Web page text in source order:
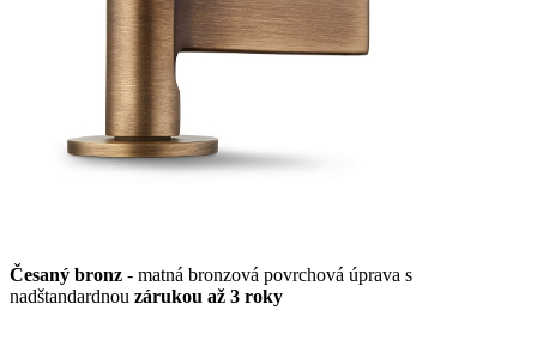
Česaný bronz - matná bronzová povrchová úprava s
nadštandardnou zárukou až 3 roky